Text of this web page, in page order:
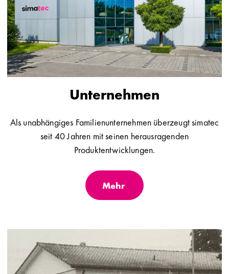
Unternehmen
Als unabhängiges Familienunternehmen überzeugt simatec
seit 40 Jahren mit seinen herausragenden
Produktentwicklungen.
Mehr